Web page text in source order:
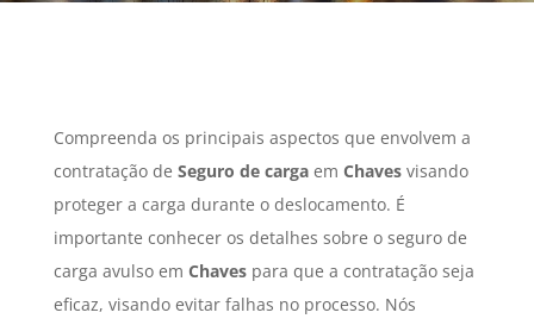
Compreenda os principais aspectos que envolvem a
contratação de Seguro de cargaem Chavesvisando
proteger a carga durante o deslocamento. É
importante conhecer os detalhes sobre o seguro de
carga avulso em Chavespara que a contratação seja
eficaz, visando evitar falhas no processo. Nós